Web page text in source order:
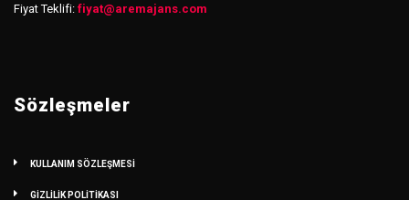
Fiyat Teklifi: fiyat@aremajans.com
Sözleşmeler
KULLANIM SÖZLEŞMESİ
GİZLİLİK POLİTİKASI